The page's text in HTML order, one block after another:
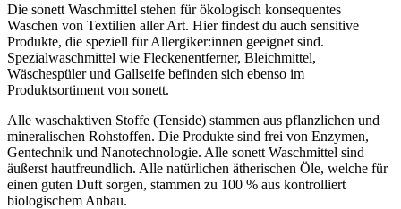
Die sonett Waschmittel stehen für ökologisch konsequentes
Waschen von Textilien aller Art. Hier findest du auch sensitive
Produkte, die speziell für Allergiker:innen geeignet sind.
Spezialwaschmittel wie Fleckenentferner, Bleichmittel,
Wäschespüler und Gallseife befinden sich ebenso im
Produktsortiment von sonett.
Alle waschaktiven Stoffe (Tenside) stammen aus pflanzlichen und
mineralischen Rohstoffen. Die Produkte sind frei von Enzymen,
Gentechnik und Nanotechnologie. Alle sonett Waschmittel sind
äußerst hautfreundlich. Alle natürlichen ätherischen Öle, welche für
einen guten Duft sorgen, stammen zu 100 % aus kontrolliert
biologischem Anbau.